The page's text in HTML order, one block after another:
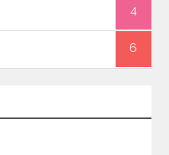
4
6